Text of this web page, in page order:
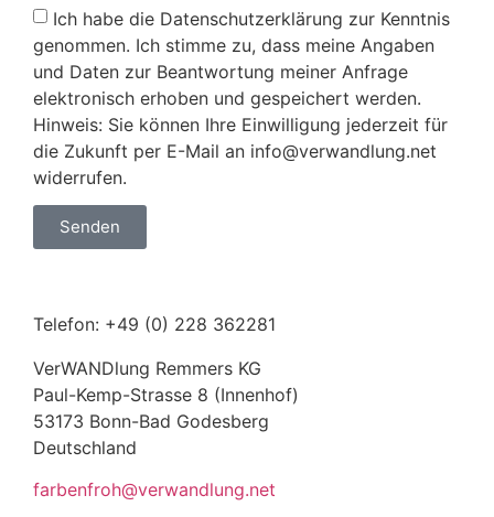
Ich habe die Datenschutzerklärung zur Kenntnis
genommen. Ich stimme zu, dass meine Angaben
und Daten zur Beantwortung meiner Anfrage
elektronisch erhoben und gespeichert werden.
Hinweis: Sie können Ihre Einwilligung jederzeit für
die Zukunft per E-Mail an info@verwandlung.net
widerrufen.
Senden
Telefon: +49 (0) 228 362281
VerWANDlung Remmers KG
Paul-Kemp-Strasse 8 (Innenhof)
53173 Bonn-Bad Godesberg
Deutschland
farbenfroh@verwandlung.net